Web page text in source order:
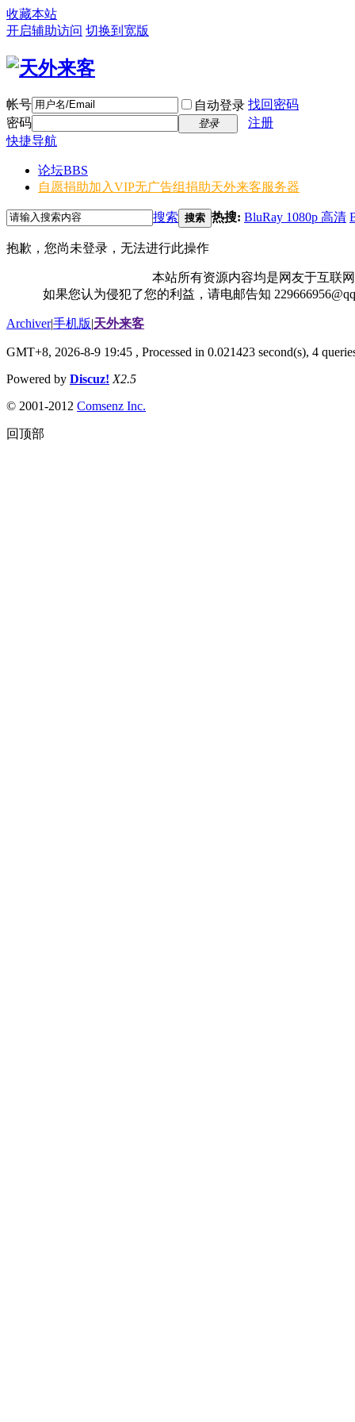
收藏本站
开启辅助访问 切换到宽版
帐号 自动登录 找回密码
密码
登录
注册
快捷导航
论坛BBS
自愿捐助加入VIP无广告组捐助天外来客服务器
搜索 搜索 热搜: BluRay 1080p 高清
抱歉，您尚未登录，无法进行此操作
本站所有资源内容均是网友于互联
如果您认为侵犯了您的利益，请电邮告知
Archiver|手机版|天外来客
GMT+8, 2026-8-9 19:45 , Processed in 0.021423 second(s), 4
Powered by Discuz! X2.5
© 2001-2012 Comsenz Inc.
回顶部